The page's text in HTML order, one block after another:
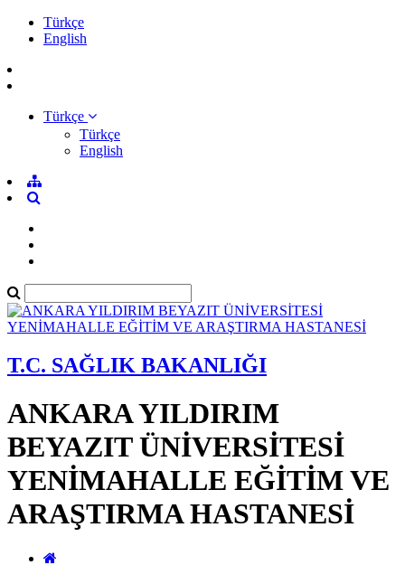
Türkçe
English
Türkçe
Türkçe
English
T.C. SAĞLIK BAKANLIĞI
ANKARA YILDIRIM
BEYAZIT ÜNİVERSİTESİ
YENİMAHALLE EĞİTİM VE
ARAŞTIRMA HASTANESİ